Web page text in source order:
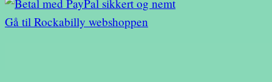
Gå til Rockabilly webshoppen